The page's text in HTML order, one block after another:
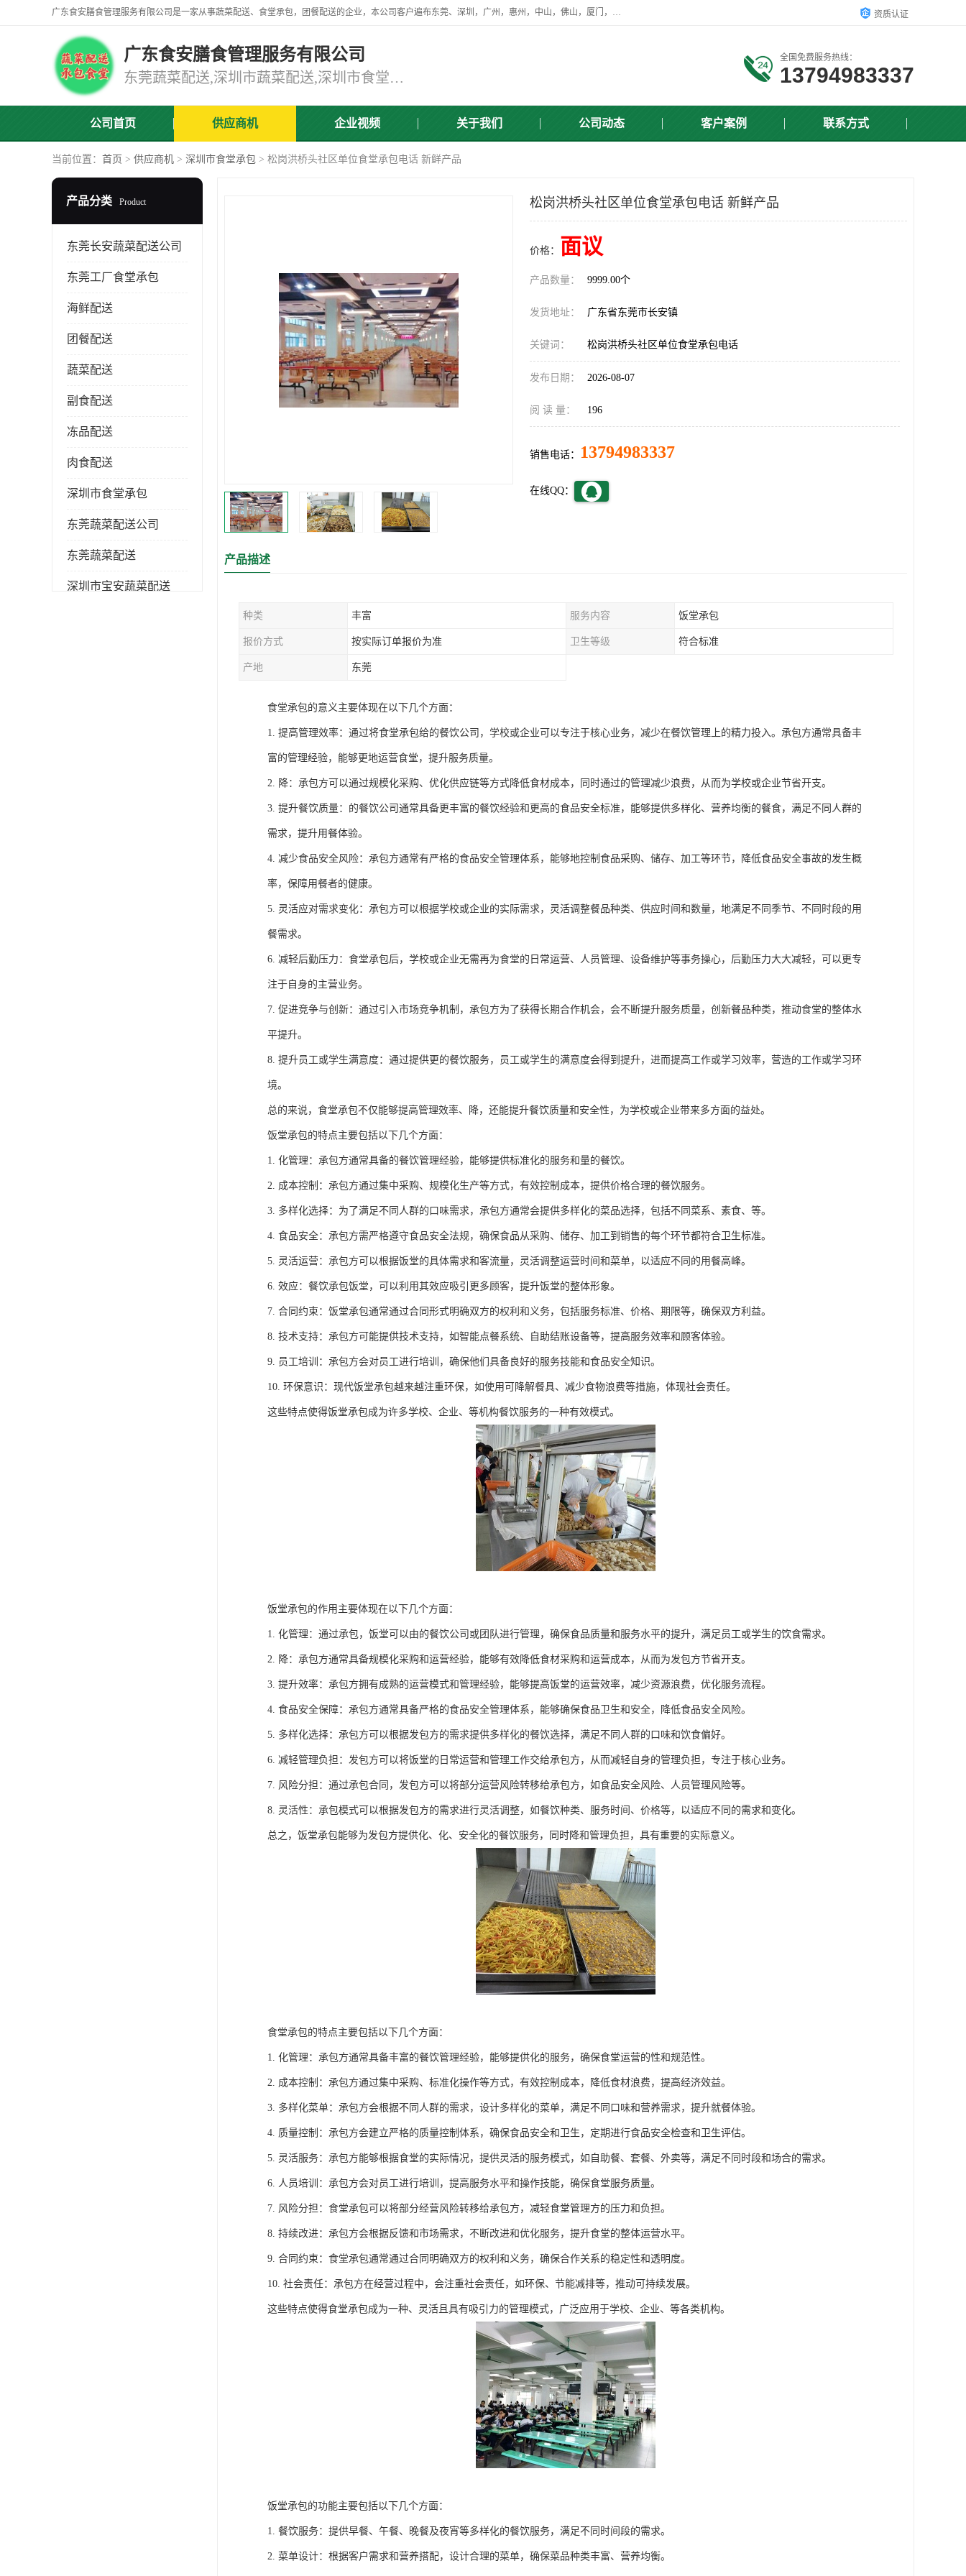
广东食安膳食管理服务有限公司是一家从事蔬菜配送、食堂承包，团餐配送的企业，本公司客户遍布东莞、深圳，广州，惠州，中山，佛山，厦门，肇庆，江门，清远等地，资质齐全，提供学校、工厂、医院、企业、地铁、大型超市、商场、单位、消防队、监狱食堂饭堂蔬菜配送，集新鲜蔬菜、新鲜肉类、粮油、瓜果 、干货 、水产、冻品、粮油、调味品、日用品、调味品及进口冷冻食品为主的原料供应商等为一体的化配送服务机构！ 资质认证
广东食安膳食管理服务有限公司
东莞蔬菜配送,深圳市蔬菜配送,深圳市食堂承包,深圳市宝安蔬菜配送,东莞工厂食堂承包,东莞蔬菜配送公司,东莞长安蔬菜配送公司
全国免费服务热线：
13794983337
公司首页 供应商机 企业视频 关于我们 公司动态 客户案例 联系方式
当前位置： 首页 > 供应商机 > 深圳市食堂承包 > 松岗洪桥头社区单位食堂承包电话 新鲜产品
产品分类 Product
东莞长安蔬菜配送公司
东莞工厂食堂承包
海鲜配送
团餐配送
蔬菜配送
副食配送
冻品配送
肉食配送
深圳市食堂承包
东莞蔬菜配送公司
东莞蔬菜配送
深圳市宝安蔬菜配送
松岗洪桥头社区单位食堂承包电话 新鲜产品
价格： 面议
产品数量： 9999.00个
发货地址： 广东省东莞市长安镇
关键词： 松岗洪桥头社区单位食堂承包电话
发布日期： 2026-08-07
阅 读 量： 196
销售电话： 13794983337
在线QQ：
产品描述
种类 丰富 服务内容 饭堂承包
报价方式 按实际订单报价为准 卫生等级 符合标准
产地 东莞
食堂承包的意义主要体现在以下几个方面：
1. 提高管理效率：通过将食堂承包给的餐饮公司，学校或企业可以专注于核心业务，减少在餐饮管理上的精力投入。承包方通常具备丰
富的管理经验，能够更地运营食堂，提升服务质量。
2. 降：承包方可以通过规模化采购、优化供应链等方式降低食材成本，同时通过的管理减少浪费，从而为学校或企业节省开支。
3. 提升餐饮质量：的餐饮公司通常具备更丰富的餐饮经验和更高的食品安全标准，能够提供多样化、营养均衡的餐食，满足不同人群的
需求，提升用餐体验。
4. 减少食品安全风险：承包方通常有严格的食品安全管理体系，能够地控制食品采购、储存、加工等环节，降低食品安全事故的发生概
率，保障用餐者的健康。
5. 灵活应对需求变化：承包方可以根据学校或企业的实际需求，灵活调整餐品种类、供应时间和数量，地满足不同季节、不同时段的用
餐需求。
6. 减轻后勤压力：食堂承包后，学校或企业无需再为食堂的日常运营、人员管理、设备维护等事务操心，后勤压力大大减轻，可以更专
注于自身的主营业务。
7. 促进竞争与创新：通过引入市场竞争机制，承包方为了获得长期合作机会，会不断提升服务质量，创新餐品种类，推动食堂的整体水
平提升。
8. 提升员工或学生满意度：通过提供更的餐饮服务，员工或学生的满意度会得到提升，进而提高工作或学习效率，营造的工作或学习环
境。
总的来说，食堂承包不仅能够提高管理效率、降，还能提升餐饮质量和安全性，为学校或企业带来多方面的益处。
饭堂承包的特点主要包括以下几个方面：
1. 化管理：承包方通常具备的餐饮管理经验，能够提供标准化的服务和量的餐饮。
2. 成本控制：承包方通过集中采购、规模化生产等方式，有效控制成本，提供价格合理的餐饮服务。
3. 多样化选择：为了满足不同人群的口味需求，承包方通常会提供多样化的菜品选择，包括不同菜系、素食、等。
4. 食品安全：承包方需严格遵守食品安全法规，确保食品从采购、储存、加工到销售的每个环节都符合卫生标准。
5. 灵活运营：承包方可以根据饭堂的具体需求和客流量，灵活调整运营时间和菜单，以适应不同的用餐高峰。
6. 效应：餐饮承包饭堂，可以利用其效应吸引更多顾客，提升饭堂的整体形象。
7. 合同约束：饭堂承包通常通过合同形式明确双方的权利和义务，包括服务标准、价格、期限等，确保双方利益。
8. 技术支持：承包方可能提供技术支持，如智能点餐系统、自助结账设备等，提高服务效率和顾客体验。
9. 员工培训：承包方会对员工进行培训，确保他们具备良好的服务技能和食品安全知识。
10. 环保意识：现代饭堂承包越来越注重环保，如使用可降解餐具、减少食物浪费等措施，体现社会责任。
这些特点使得饭堂承包成为许多学校、企业、等机构餐饮服务的一种有效模式。
饭堂承包的作用主要体现在以下几个方面：
1. 化管理：通过承包，饭堂可以由的餐饮公司或团队进行管理，确保食品质量和服务水平的提升，满足员工或学生的饮食需求。
2. 降：承包方通常具备规模化采购和运营经验，能够有效降低食材采购和运营成本，从而为发包方节省开支。
3. 提升效率：承包方拥有成熟的运营模式和管理经验，能够提高饭堂的运营效率，减少资源浪费，优化服务流程。
4. 食品安全保障：承包方通常具备严格的食品安全管理体系，能够确保食品卫生和安全，降低食品安全风险。
5. 多样化选择：承包方可以根据发包方的需求提供多样化的餐饮选择，满足不同人群的口味和饮食偏好。
6. 减轻管理负担：发包方可以将饭堂的日常运营和管理工作交给承包方，从而减轻自身的管理负担，专注于核心业务。
7. 风险分担：通过承包合同，发包方可以将部分运营风险转移给承包方，如食品安全风险、人员管理风险等。
8. 灵活性：承包模式可以根据发包方的需求进行灵活调整，如餐饮种类、服务时间、价格等，以适应不同的需求和变化。
总之，饭堂承包能够为发包方提供化、化、安全化的餐饮服务，同时降和管理负担，具有重要的实际意义。
食堂承包的特点主要包括以下几个方面：
1. 化管理：承包方通常具备丰富的餐饮管理经验，能够提供化的服务，确保食堂运营的性和规范性。
2. 成本控制：承包方通过集中采购、标准化操作等方式，有效控制成本，降低食材浪费，提高经济效益。
3. 多样化菜单：承包方会根据不同人群的需求，设计多样化的菜单，满足不同口味和营养需求，提升就餐体验。
4. 质量控制：承包方会建立严格的质量控制体系，确保食品安全和卫生，定期进行食品安全检查和卫生评估。
5. 灵活服务：承包方能够根据食堂的实际情况，提供灵活的服务模式，如自助餐、套餐、外卖等，满足不同时段和场合的需求。
6. 人员培训：承包方会对员工进行培训，提高服务水平和操作技能，确保食堂服务质量。
7. 风险分担：食堂承包可以将部分经营风险转移给承包方，减轻食堂管理方的压力和负担。
8. 持续改进：承包方会根据反馈和市场需求，不断改进和优化服务，提升食堂的整体运营水平。
9. 合同约束：食堂承包通常通过合同明确双方的权利和义务，确保合作关系的稳定性和透明度。
10. 社会责任：承包方在经营过程中，会注重社会责任，如环保、节能减排等，推动可持续发展。
这些特点使得食堂承包成为一种、灵活且具有吸引力的管理模式，广泛应用于学校、企业、等各类机构。
饭堂承包的功能主要包括以下几个方面：
1. 餐饮服务：提供早餐、午餐、晚餐及夜宵等多样化的餐饮服务，满足不同时间段的需求。
2. 菜单设计：根据客户需求和营养搭配，设计合理的菜单，确保菜品种类丰富、营养均衡。